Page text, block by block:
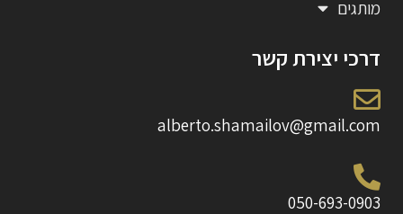
מותגים
דרכי יצירת קשר
alberto.shamailov@gmail.com
050-693-0903